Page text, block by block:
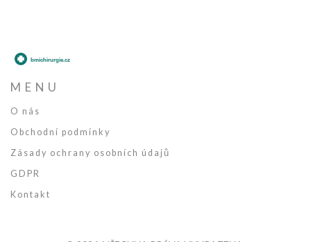
MENU
O nás
Obchodní podmínky
Zásady ochrany osobních údajů
GDPR
Kontakt